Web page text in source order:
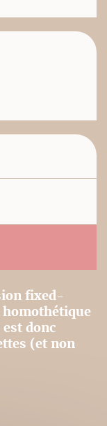
fixed-
homothétique
donc
(et non